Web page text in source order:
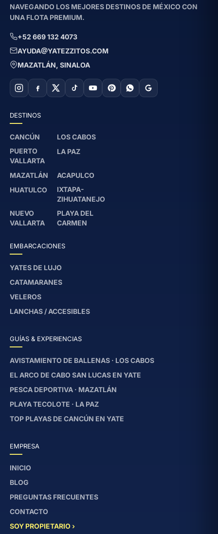
NAVEGANDO LOS MEJORES DESTINOS DE MÉXICO CON
UNA FLOTA PREMIUM.
+52 669 132 4073
AYUDA@YATEZZITOS.COM
MAZATLÁN, SINALOA
DESTINOS
CANCÚN
LOS CABOS
PUERTO
VALLARTA
LA PAZ
MAZATLÁN
ACAPULCO
HUATULCO
IXTAPA-
ZIHUATANEJO
NUEVO
VALLARTA
PLAYA DEL
CARMEN
EMBARCACIONES
YATES DE LUJO
CATAMARANES
VELEROS
LANCHAS / ACCESIBLES
GUÍAS & EXPERIENCIAS
AVISTAMIENTO DE BALLENAS · LOS CABOS
EL ARCO DE CABO SAN LUCAS EN YATE
PESCA DEPORTIVA · MAZATLÁN
PLAYA TECOLOTE · LA PAZ
TOP PLAYAS DE CANCÚN EN YATE
EMPRESA
INICIO
BLOG
PREGUNTAS FRECUENTES
CONTACTO
SOY PROPIETARIO ›